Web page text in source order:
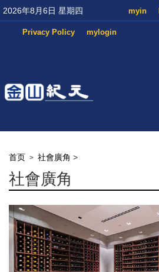
2026年8月6日 星期四 myin
mylogin
Privacy Policy
首页 > 社會廣角 >
社會廣角